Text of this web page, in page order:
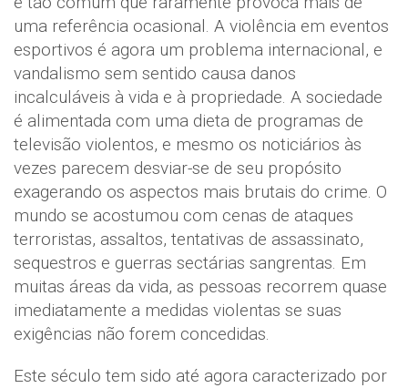
uma referência ocasional. A violência em eventos
esportivos é agora um problema internacional, e
vandalismo sem sentido causa danos
incalculáveis à vida e à propriedade. A sociedade
é alimentada com uma dieta de programas de
televisão violentos, e mesmo os noticiários às
vezes parecem desviar-se de seu propósito
exagerando os aspectos mais brutais do crime. O
mundo se acostumou com cenas de ataques
terroristas, assaltos, tentativas de assassinato,
sequestros e guerras sectárias sangrentas. Em
muitas áreas da vida, as pessoas recorrem quase
imediatamente a medidas violentas se suas
exigências não forem concedidas.
Este século tem sido até agora caracterizado por